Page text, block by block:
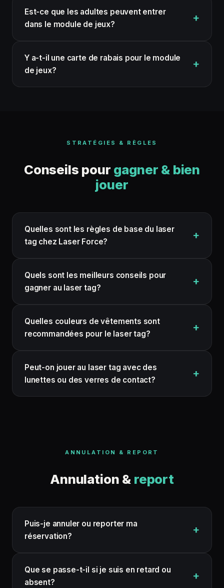
Est-ce que les adultes peuvent entrer
dans le module de jeux?
Y a-t-il une carte de rabais pour le module
de jeux?
STRATÉGIES & RÈGLES
Conseils pour gagner & bien
jouer
Quelles sont les règles de base du laser
tag chez Laser Force?
Quels sont les meilleurs conseils pour
gagner au laser tag?
Quelles couleurs de vêtements sont
recommandées pour le laser tag?
Peut-on jouer au laser tag avec des
lunettes ou des verres de contact?
ANNULATION & REPORT
Annulation & report
Puis-je annuler ou reporter ma
réservation?
Que se passe-t-il si je suis en retard ou
absent?